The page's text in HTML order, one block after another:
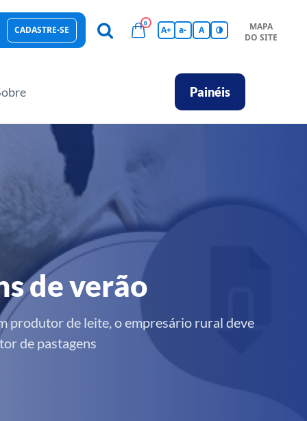
Hub de Conhecimentos
CADASTRE-SE
0
A+ a- A
MAPA
DO SITE
Painéis
de verão
produtor de leite, o empresário rural deve
de pastagens